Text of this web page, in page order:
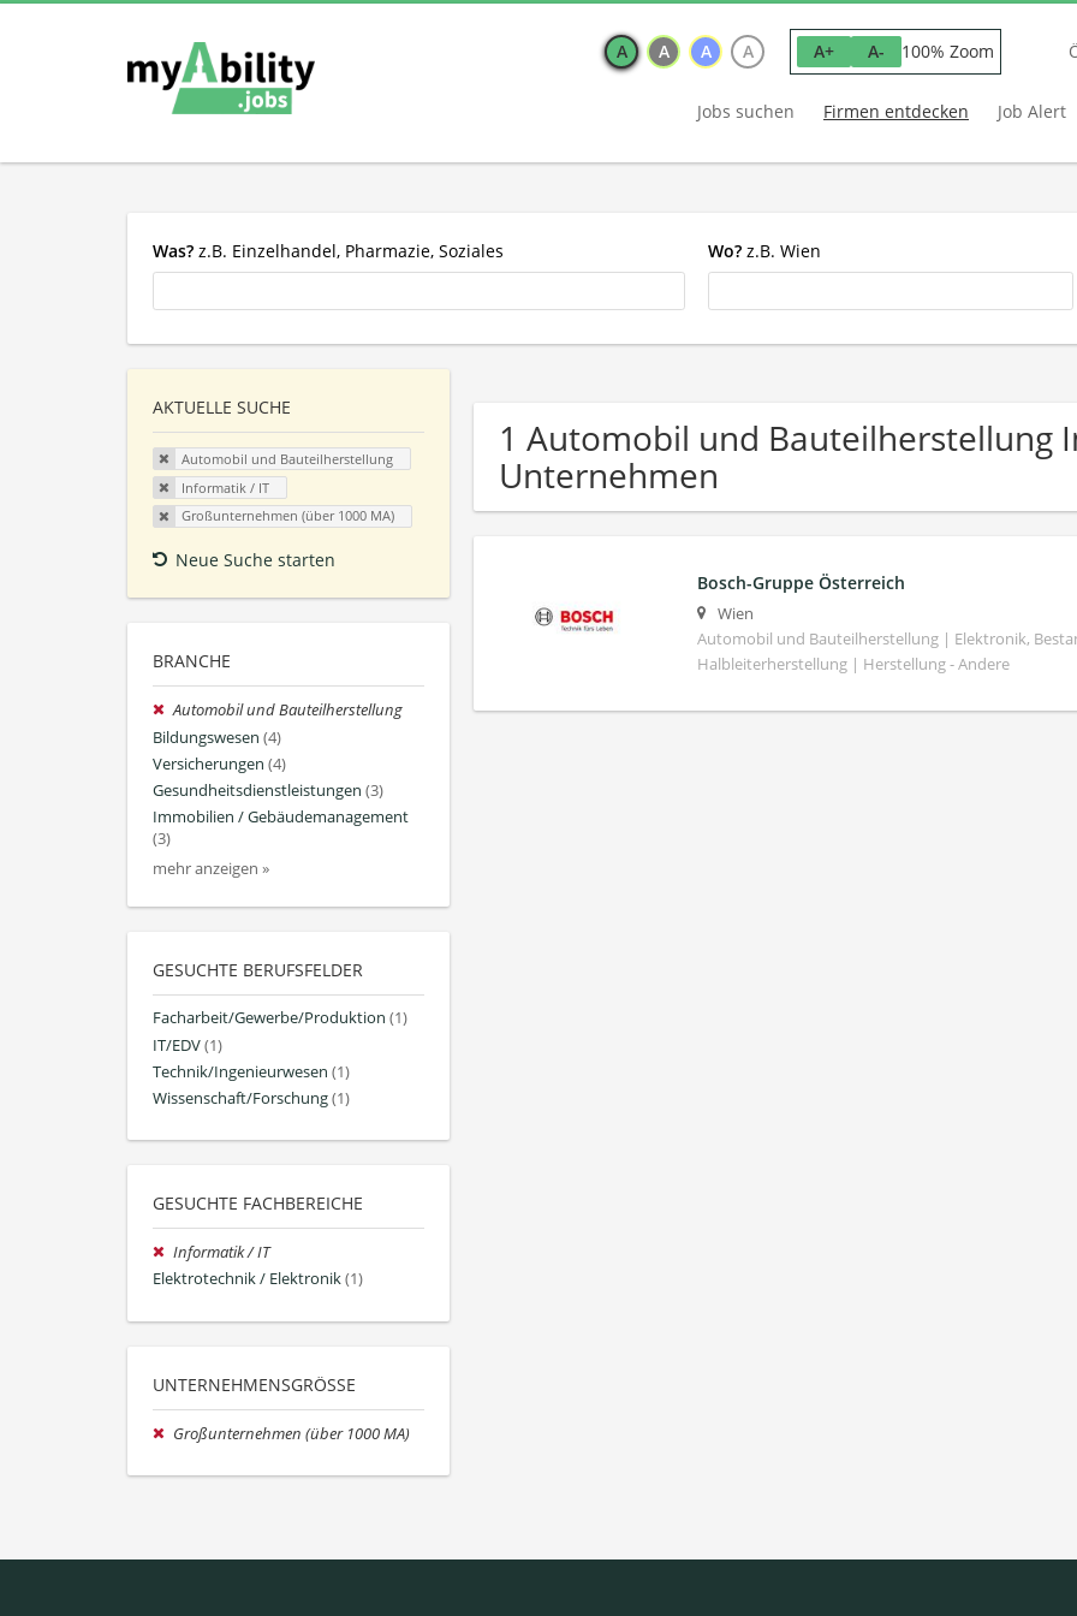
A A A A A+ A- 100% Zoom
Jobs suchen Firmen entdecken Job Alert
Was? z.B. Einzelhandel, Pharmazie, Soziales Wo? z.B. Wien
AKTUELLE SUCHE
Automobil und Bauteilherstellung
Informatik / IT
Großunternehmen (über 1000 MA)
Neue Suche starten
BRANCHE
Automobil und Bauteilherstellung
Bildungswesen (4)
Versicherungen (4)
Gesundheitsdienstleistungen (3)
Immobilien / Gebäudemanagement
(3)
mehr anzeigen »
GESUCHTE BERUFSFELDER
Facharbeit/Gewerbe/Produktion (1)
IT/EDV(1)
Technik/Ingenieurwesen (1)
Wissenschaft/Forschung(1)
GESUCHTE FACHBEREICHE
Informatik / IT
Elektrotechnik / Elektronik(1)
UNTERNEHMENSGRÖSSE
Großunternehmen (über 1000 MA)
1 Automobil und Bauteilherstellung
Unternehmen
Bosch-Gruppe Österreich
Wien
Automobil und Bauteilherstellung | Elektronik,
Halbleiterherstellung | Herstellung - Andere